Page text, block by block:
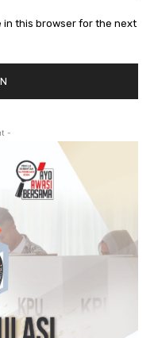
in this browser for the next
-